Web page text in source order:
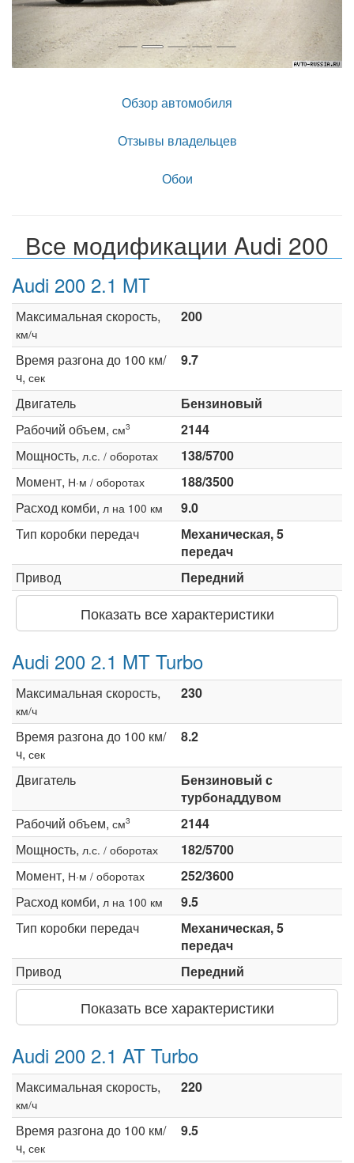
Обзор автомобиля
Отзывы владельцев
Обои
Все модификации Audi 200
Audi 200 2.1 MT
Максимальная скорость,
км/ч
200
Время разгона до 100 км/
ч, сек
9.7
Двигатель
Бензиновый
Рабочий объем, см3
2144
Мощность, л.с. / оборотах
138/5700
Момент, Н·м / оборотах
188/3500
Расход комби, л на 100 км
9.0
Тип коробки передач
Механическая, 5
передач
Привод
Передний
Показать все характеристики
Audi 200 2.1 MT Turbo
Максимальная скорость,
км/ч
230
Время разгона до 100 км/
ч, сек
8.2
Двигатель
Бензиновый с
турбонаддувом
Рабочий объем, см3
2144
Мощность, л.с. / оборотах
182/5700
Момент, Н·м / оборотах
252/3600
Расход комби, л на 100 км
9.5
Тип коробки передач
Механическая, 5
передач
Привод
Передний
Показать все характеристики
Audi 200 2.1 AT Turbo
Максимальная скорость,
км/ч
220
Время разгона до 100 км/
ч, сек
9.5